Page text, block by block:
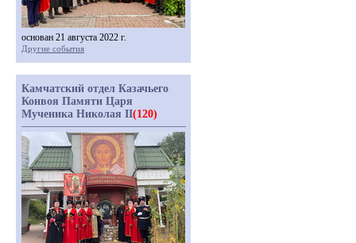
основан 21 августа 2022 г.
Другие события
Камчатский отдел Казачьего
Конвоя Памяти Царя
Мученика Николая II(120)